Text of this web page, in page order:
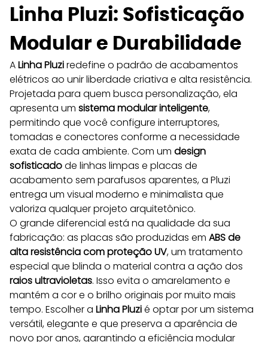
Linha Pluzi: Sofisticação
Modular e Durabilidade
A Linha Pluzi redefine o padrão de acabamentos
elétricos ao unir liberdade criativa e alta resistência.
Projetada para quem busca personalização, ela
apresenta um sistema modular inteligente,
permitindo que você configure interruptores,
tomadas e conectores conforme a necessidade
exata de cada ambiente. Com um design
sofisticado de linhas limpas e placas de
acabamento sem parafusos aparentes, a Pluzi
entrega um visual moderno e minimalista que
valoriza qualquer projeto arquitetônico.
O grande diferencial está na qualidade da sua
fabricação: as placas são produzidas em ABS de
alta resistência com proteção UV, um tratamento
especial que blinda o material contra a ação dos
raios ultravioletas. Isso evita o amarelamento e
mantém a cor e o brilho originais por muito mais
tempo. Escolher a Linha Pluzi é optar por um sistema
versátil, elegante e que preserva a aparência de
novo por anos, garantindo a eficiência modular